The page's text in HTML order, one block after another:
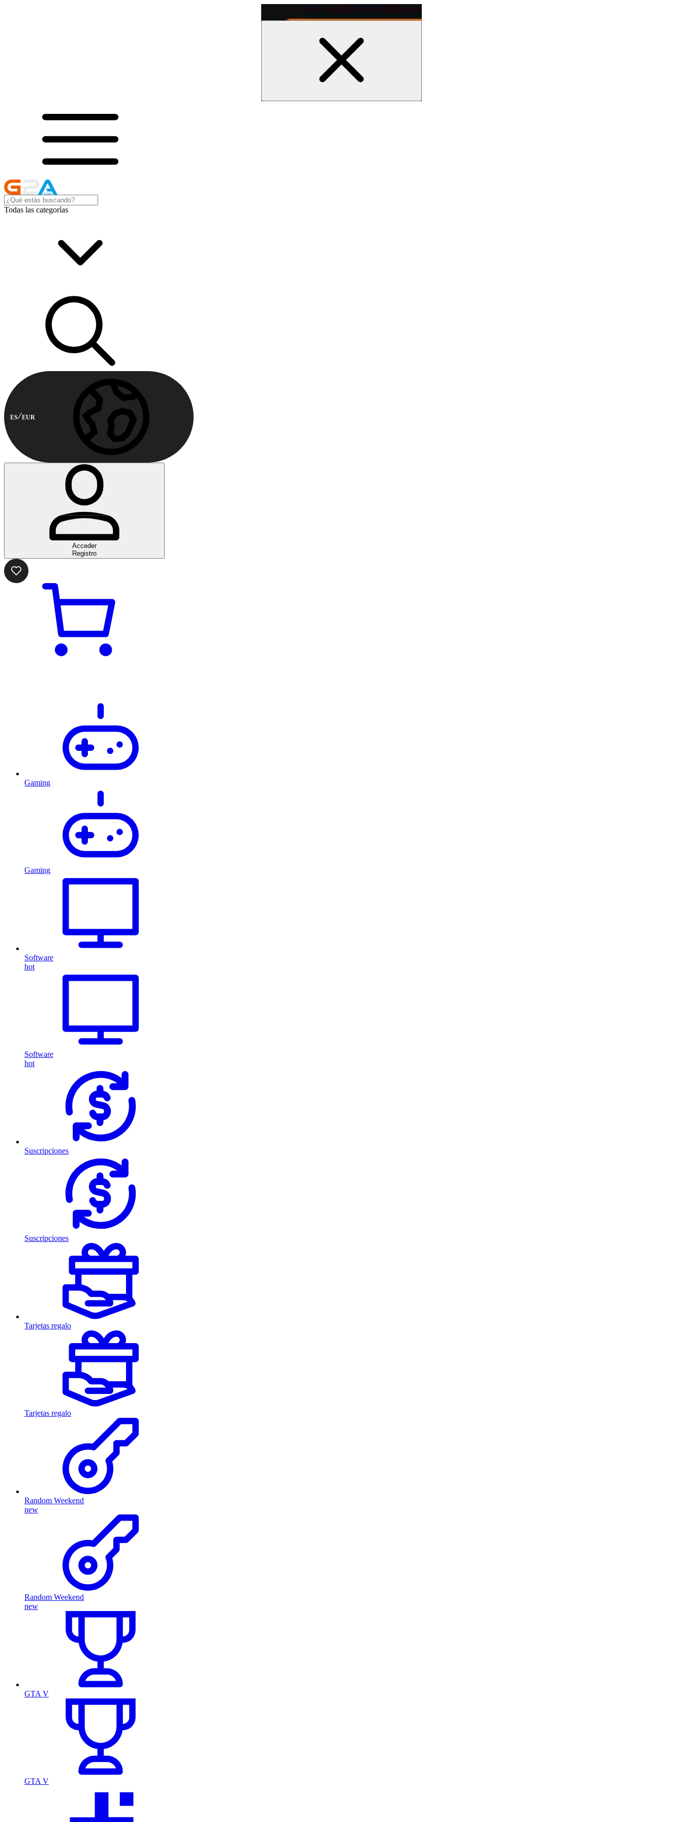
Todas las categorías
ES EUR
Acceder
Registro
Gaming
Gaming
Software
hot
Software
hot
Suscripciones
Suscripciones
Tarjetas regalo
Tarjetas regalo
Random Weekend
new
Random Weekend
new
GTA V
GTA V